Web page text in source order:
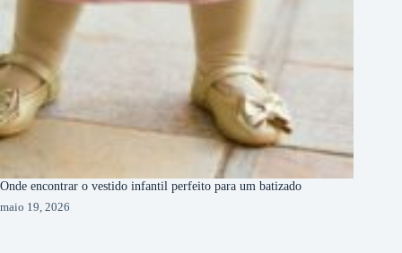
Onde encontrar o vestido infantil perfeito para um batizado
maio 19, 2026